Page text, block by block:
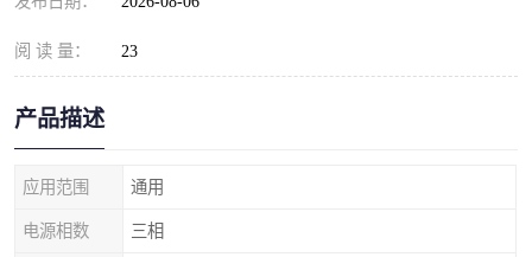
阅 读 量： 23
产品描述
应用范围 通用
电源相数 三相